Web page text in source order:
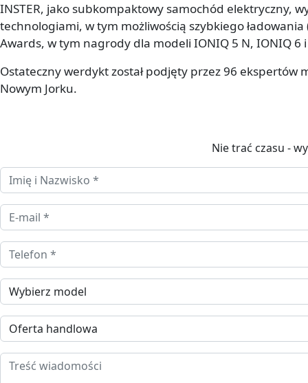
INSTER, jako subkompaktowy samochód elektryczny,
technologiami, w tym możliwością szybkiego
Awards, w tym nagrody dla modeli IONIQ 5 N, IONIQ 6
Ostateczny werdykt został podjęty przez 96 ekspertów
Nowym Jorku.
Nie trać czasu -
Imię i Nazwisko *
E-mail *
Telefon
Wybierz model
Oferta handlowa
Treść wiadomości